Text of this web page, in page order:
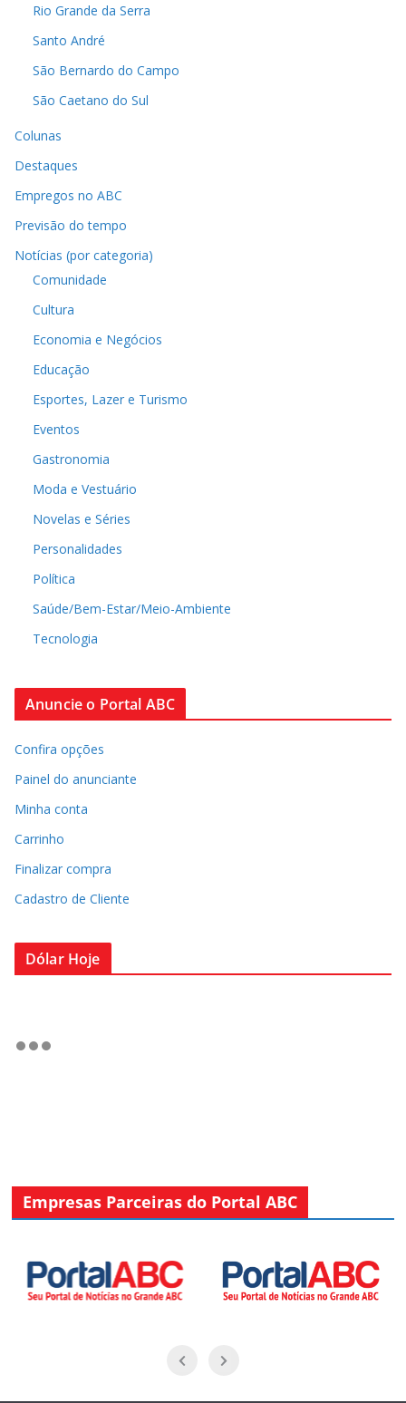
Rio Grande da Serra
Santo André
São Bernardo do Campo
São Caetano do Sul
Colunas
Destaques
Empregos no ABC
Previsão do tempo
Notícias (por categoria)
Comunidade
Cultura
Economia e Negócios
Educação
Esportes, Lazer e Turismo
Eventos
Gastronomia
Moda e Vestuário
Novelas e Séries
Personalidades
Política
Saúde/Bem-Estar/Meio-Ambiente
Tecnologia
Anuncie o Portal ABC
Confira opções
Painel do anunciante
Minha conta
Carrinho
Finalizar compra
Cadastro de Cliente
Dólar Hoje
Empresas Parceiras do Portal ABC